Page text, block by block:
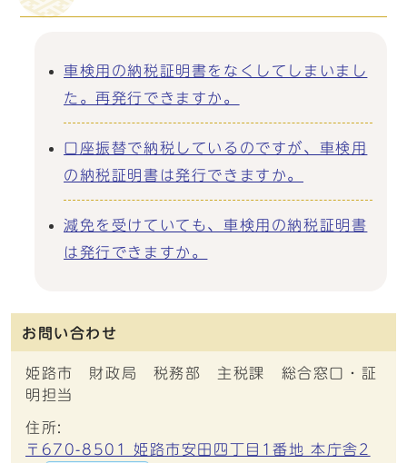
車検用の納税証明書をなくしてしまいまし
た。再発行できますか。
口座振替で納税しているのですが、車検用
の納税証明書は発行できますか。
減免を受けていても、車検用の納税証明書
は発行できますか。
お問い合わせ
姫路市 財政局 税務部 主税課 総合窓口・証
明担当
住所:
〒670-8501 姫路市安田四丁目1番地 本庁舎2